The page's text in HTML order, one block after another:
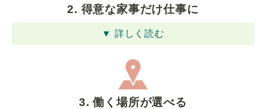
2. 得意な家事だけ仕事に
▼ 詳しく読む
3. 働く場所が選べる